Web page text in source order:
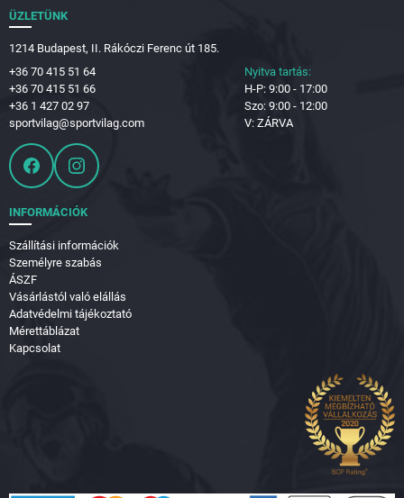
ÜZLETÜNK
1214 Budapest, II. Rákóczi Ferenc út 185.
+36 70 415 51 64
+36 70 415 51 66
+36 1 427 02 97
sportvilag@sportvilag.com
Nyitva tartás:
H-P: 9:00 - 17:00
Szo: 9:00 - 12:00
V: ZÁRVA
INFORMÁCIÓK
Szállítási információk
Személyre szabás
ÁSZF
Vásárlástól való elállás
Adatvédelmi tájékoztató
Mérettáblázat
Kapcsolat